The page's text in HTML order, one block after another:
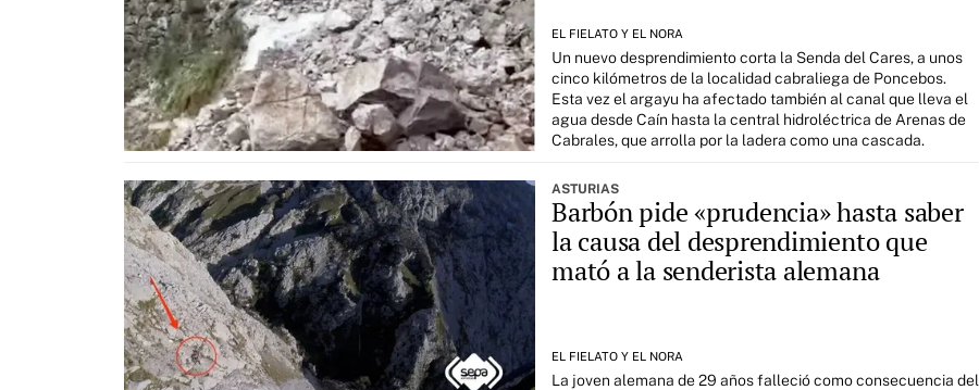
EL FIELATO Y EL NORA
Un nuevo desprendimiento corta la Senda del Cares, a unos
cinco kilómetros de la localidad cabraliega de Poncebos.
Esta vez el argayu ha afectado también al canal que lleva el
agua desde Caín hasta la central hidroléctrica de Arenas de
Cabrales, que arrolla por la ladera como una cascada.
ASTURIAS
Barbón pide «prudencia» hasta saber
la causa del desprendimiento que
mató a la senderista alemana
EL FIELATO Y EL NORA
La joven alemana de 29 años falleció como consecuencia del